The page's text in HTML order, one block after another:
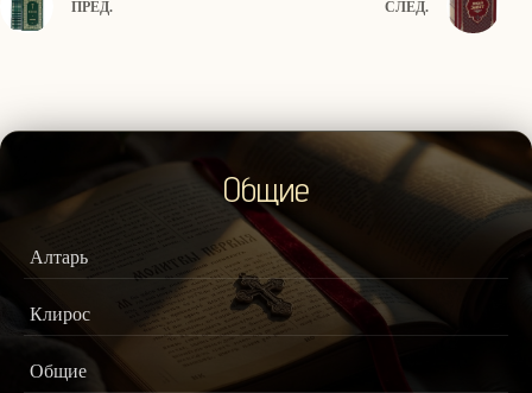
ПРЕД. СЛЕД.
Общие
Алтарь
Клирос
Общие